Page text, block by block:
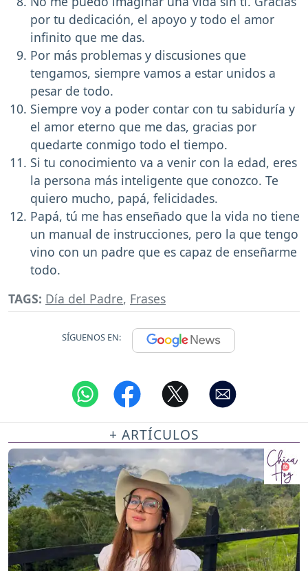
por tu dedicación, el apoyo y todo el amor
infinito que me das.
Por más problemas y discusiones que
tengamos, siempre vamos a estar unidos a
pesar de todo.
Siempre voy a poder contar con tu sabiduría y
el amor eterno que me das, gracias por
quedarte conmigo todo el tiempo.
Si tu conocimiento va a venir con la edad, eres
la persona más inteligente que conozco. Te
quiero mucho, papá, felicidades.
Papá, tú me has enseñado que la vida no tiene
un manual de instrucciones, pero la que tengo
vino con un padre que es capaz de enseñarme
todo.
TAGS: Día del Padre, Frases
SÍGUENOS EN:
+ ARTÍCULOS